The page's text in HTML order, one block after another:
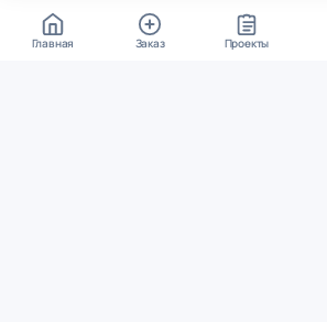
Главная Заказ Проекты